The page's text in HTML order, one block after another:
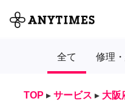
全て 修理
TOP ▸ サービス ▸ 大阪